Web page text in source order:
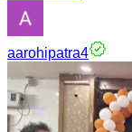
aarohipatra4